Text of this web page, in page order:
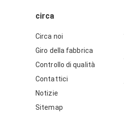
circa
Circa noi
Giro della fabbrica
Controllo di qualità
Contattici
Notizie
Sitemap